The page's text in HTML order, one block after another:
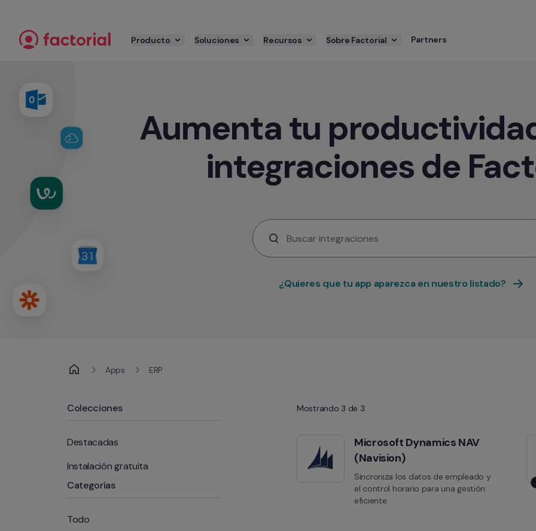
Producto Soluciones Recursos Sobre Factorial Partners
Aumenta tu
integraciones de
¿Quieres que tu app aparezca en nuestro listado?
Apps ERP
Colecciones
Destacadas
Instalación gratuita
Categorías
Todo
Mostrando 3 de 3
Microsoft Dynamics NAV
(Navision)
Sincroniza los datos de empleado y
el control horario para una gestión
eficiente.